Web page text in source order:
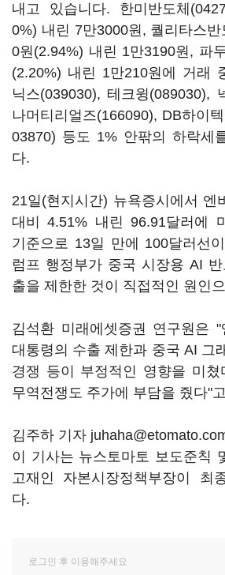
내고 있습니다. 한미반도체
0%) 내린 7만3000원, 퀄리타스
0원(2.94%) 내린 1만3190원, 파
(2.20%) 내린 1만210원에 거래
닉스(039030), 테크윙(089030),
나머티리얼즈(166090), DB하이
03870) 등도 1% 안팎의 하락세
다.
21일(현지시간) 뉴욕증시에서 엔
대비 4.51% 내린 96.91달러에
기준으로 13일 만에 100달러선
럼프 행정부가 중국 시장용 AI
출을 제한한 것이 직접적인 원인
김석환 미래에셋증권 연구원은 "
대통령의 수출 제한과 중국 AI 그
경쟁 등이 부정적인 영향을 미쳤
무역전쟁도 주가에 부담을 줬다"
김주하 기자
이 기사는 뉴스토마토 보도준칙
고재인 자본시장정책부장이 최
다.